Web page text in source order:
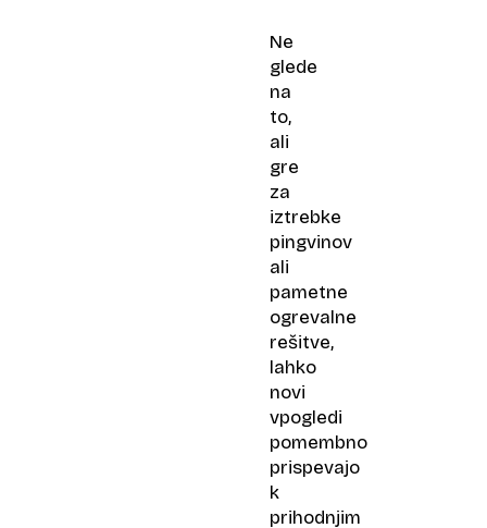
Ne
glede
na
to,
ali
gre
za
iztrebke
pingvinov
ali
pametne
ogrevalne
rešitve,
lahko
novi
vpogledi
pomembno
prispevajo
k
prihodnjim